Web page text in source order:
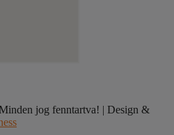
jog fenntartva! | Design &